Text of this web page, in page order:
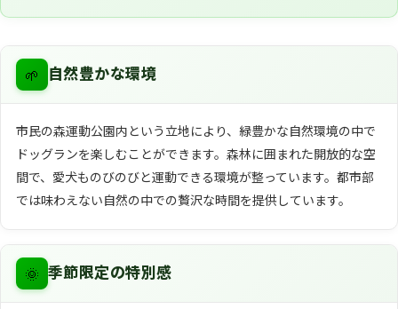
🌱 自然豊かな環境
市民の森運動公園内という立地により、緑豊かな自然環境の中で
ドッグランを楽しむことができます。森林に囲まれた開放的な空
間で、愛犬ものびのびと運動できる環境が整っています。都市部
では味わえない自然の中での贅沢な時間を提供しています。
🌞 季節限定の特別感